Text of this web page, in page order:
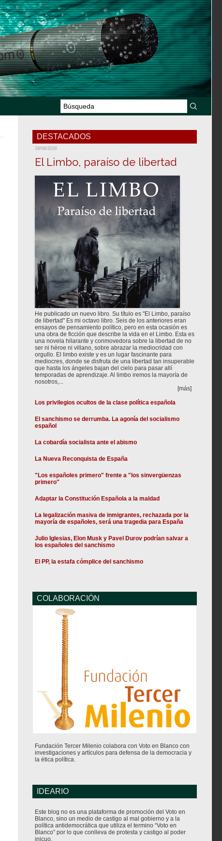
DESTACADOS
18/06/2026
El Limbo, paraíso de libertad
He publicado un nuevo libro. Su título es "El Limbo, paraíso
de libertad" Es mi octavo libro. Seis de los anteriores eran
ensayos de pensamiento político, pero en esta ocasión es
una obra de ficción que describe la vida en el Limbo. Esta es
una novela hilarante y conmovedora sobre la libertad de no
ser ni héroe ni villano, sobre abrazar la mediocridad con
orgullo. El limbo existe y es un lugar fascinante para
mediocres, donde se disfruta de una libertad tan insuperable
que hasta los ángeles bajan del cielo para pasar allí
temporadas de aprendizaje. Al limbo iremos la mayoría de
nosotros,...
[más]
Los privilegios ocultos de la clase política española
El sanchismo se derrumba. La agonía del socialismo
español
La cobardía socialista ante el abismo
La Nueva Reconquista de España
"Los españoles primero" frente a "los sinvergüenzas
primero"
Adaptar la Constitución Española a la maldad
La legalización masiva de inmigrantes, rechazada por la
mayoría de españoles, será una tragedia para España
Julio Iglesias, Elon Musk y Pavel Durov podrían salvar a
los españoles del sanchismo
El PP, la estafa cómplice del sanchismo
COLABORACIÓN
Fundación Tercer Milenio colabora con Voto en Blanco con
investigaciones y artículos para defensa de la democracia y
la ética política.
IDEARIO
Este blog no es una plataforma de promoción del Voto en
Blanco, sino un medio de castigo al mal gobierno y a la
política antidemocrática que utiliza el termino “Voto en
Blanco” por lo que conlleva de protesta y castigo al poder
inicuo.